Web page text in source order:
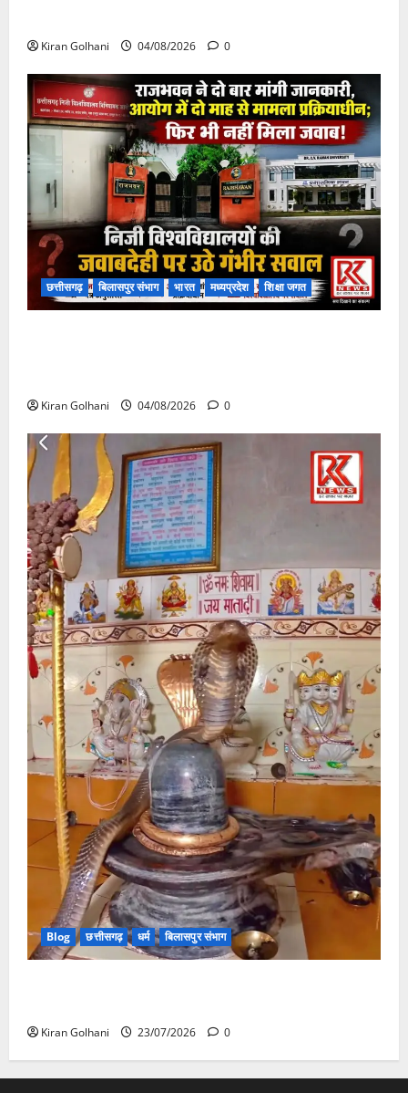
Kiran Golhani 04/08/2026 0
छत्तीसगढ़ बिलासपुर संभाग भारत मध्यप्रदेश शिक्षा जगत
Kiran Golhani 04/08/2026 0
Blog छत्तीसगढ़ धर्म बिलासपुर संभाग
Kiran Golhani 23/07/2026 0